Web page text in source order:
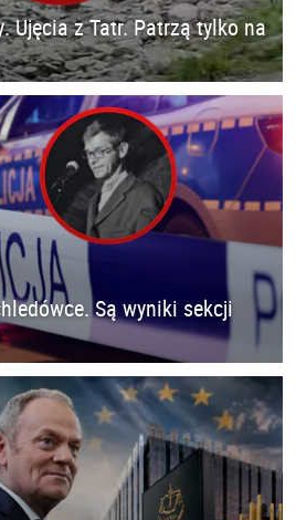
Ujęcia z Tatr. Patrzą tylko na
Są wyniki sekcji